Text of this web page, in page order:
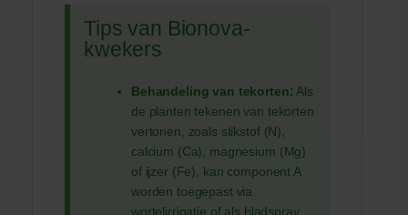
Tips van Bionova-
kwekers
Behandeling van tekorten: Als
de planten tekenen van tekorten
vertonen, zoals stikstof (N),
calcium (Ca), magnesium (Mg)
of ijzer (Fe), kan component A
worden toegepast via
wortelirrigatie of als bladspray.